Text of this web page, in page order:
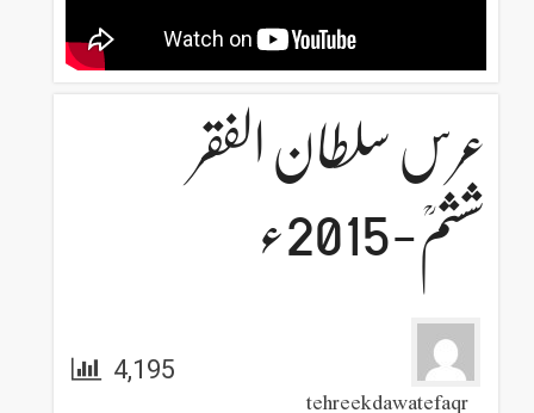
عرس سلطان الفقر
ششمؒ-2015ء
tehreekdawatefaqr
4,195